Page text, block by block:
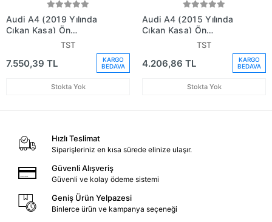
Audi A4 (2019 Yılında
Çıkan Kasa) Ön
Çamurluk Sağ (Oem No:
TST
7.550,39 TL
KARGO
BEDAVA
Stokta Yok
Audi A4 (2015 Yılında
Çıkan Kasa) Ön
Çamurluk Sağ (Oem No:
TST
4.206,86 TL
KARGO
BEDAVA
Stokta Yok
Hızlı Teslimat
Siparişleriniz en kısa sürede elinize ulaşır.
Güvenli Alışveriş
Güvenli ve kolay ödeme sistemi
Geniş Ürün Yelpazesi
Binlerce ürün ve kampanya seçeneği